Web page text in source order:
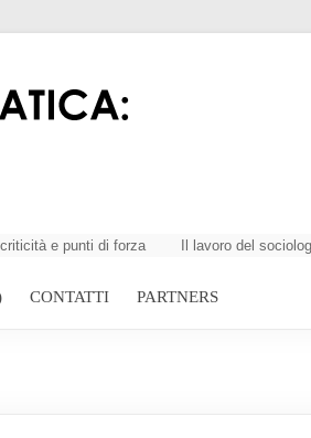
e punti di forza Il lavoro del sociologo:
CONTATTI PARTNERS